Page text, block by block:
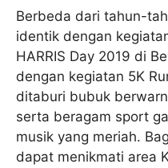
Berbeda dari tahun-
identik dengan
HARRIS Day 2019 di
dengan kegiatan 5K
ditaburi bubuk
serta beragam sport
musik yang meriah.
dapat menikmati area